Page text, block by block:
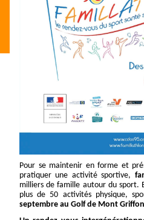
Pour se maintenir en forme et
pratiquer une activité sportive,
milliers de famille autour du sport.
plus de 50 activités physique,
septembre au Golf de Mont